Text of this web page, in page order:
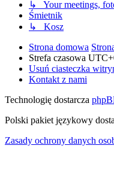
↳ Your meetings,
Śmietnik
↳ Kosz
Strona domowa
Strefa czasowa
Usuń ciasteczka
Kontakt z nami
Technologię dostarcza
Polski pakiet językowy
Zasady ochrony danych